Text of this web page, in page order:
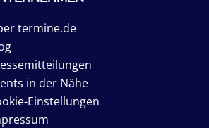
termine.de
in der Nähe
Einstellungen